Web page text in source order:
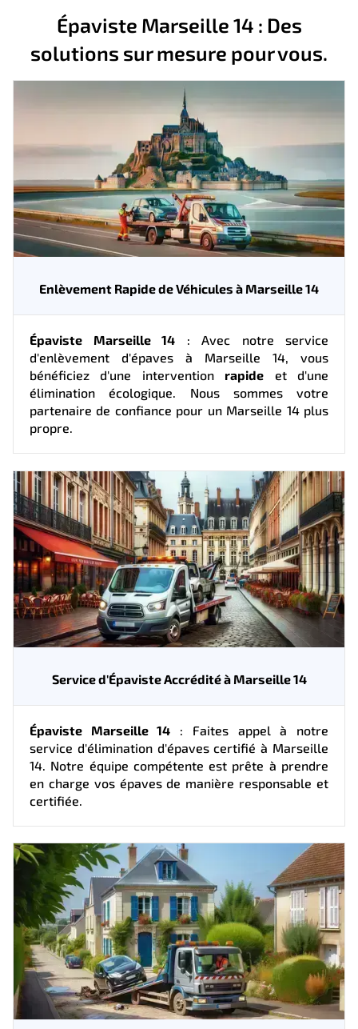
Épaviste Marseille 14 : Des
solutions sur mesure pour vous.
Enlèvement Rapide de Véhicules à Marseille 14
Épaviste Marseille 14 : Avec notre service
d'enlèvement d'épaves à Marseille 14, vous
bénéficiez d'une intervention rapide et d'une
élimination écologique. Nous sommes votre
partenaire de confiance pour un Marseille 14 plus
propre.
Service d'Épaviste Accrédité à Marseille 14
Épaviste Marseille 14 : Faites appel à notre
service d'élimination d'épaves certifié à Marseille
14. Notre équipe compétente est prête à prendre
en charge vos épaves de manière responsable et
certifiée.